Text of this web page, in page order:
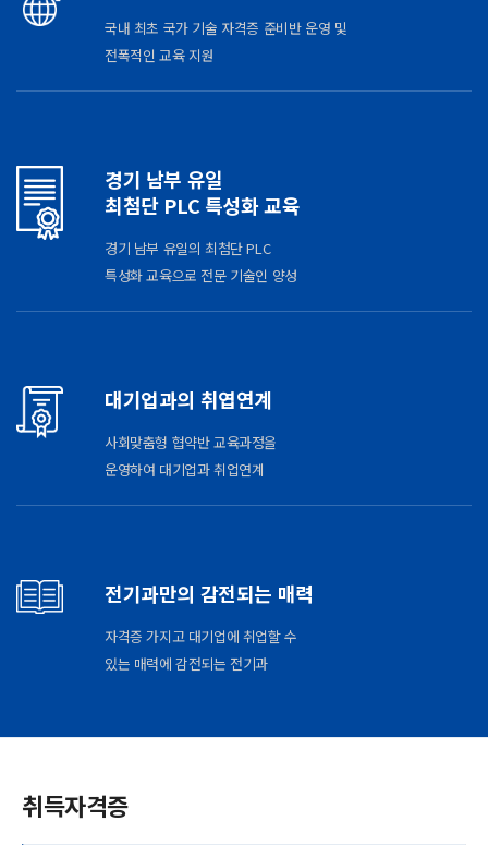
국내 최초 국가 기술 자격증 준비반 운영 및
전폭적인 교육 지원
경기 남부 유일
최첨단 PLC 특성화 교육
경기 남부 유일의 최첨단 PLC
특성화 교육으로 전문 기술인 양성
대기업과의 취엽연계
사회맞춤형 협약반 교육과정을
운영하여 대기업과 취업연계
전기과만의 감전되는 매력
자격증 가지고 대기업에 취업할 수
있는 매력에 감전되는 전기과
취득자격증